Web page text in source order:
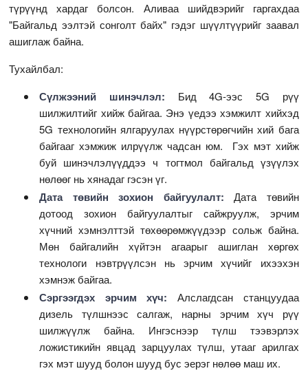
түрүүнд хардаг болсон. Аливаа шийдвэрийг гаргахдаа
"Байгальд ээлтэй сонголт байх" гэдэг шүүлтүүрийг заавал
ашиглаж байна.
Тухайлбал:
Сүлжээний шинэчлэл: Бид 4G-ээс 5G рүү
шилжилтийг хийж байгаа. Энэ үедээ хэмжилт хийхэд
5G технологийн ялгаруулах нүүрстөрөгчийн хий бага
байгааг хэмжиж илрүүлж чадсан юм. Гэх мэт хийж
буй шинэчлэлүүддээ ч тогтмол байгальд үзүүлэх
нөлөөг нь хянадаг гэсэн үг.
Дата төвийн зохион байгуулалт: Дата төвийн
дотоод зохион байгуулалтыг сайжруулж, эрчим
хүчний хэмнэлттэй төхөөрөмжүүдээр сольж байна.
Мөн байгалийн хүйтэн агаарыг ашиглан хөргөх
технологи нэвтрүүлсэн нь эрчим хүчийг ихээхэн
хэмнэж байгаа.
Сэргээгдэх эрчим хүч: Алслагдсан станцуудаа
дизель түлшнээс салгаж, нарны эрчим хүч рүү
шилжүүлж байна. Ингэснээр түлш тээвэрлэх
ложистикийн явцад зарцуулах түлш, утааг арилгах
гэх мэт шууд болон шууд бус эерэг нөлөө маш их.